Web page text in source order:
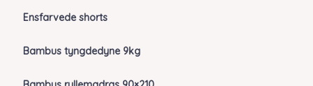
Ensfarvede shorts
Bambus tyngdedyne 9kg